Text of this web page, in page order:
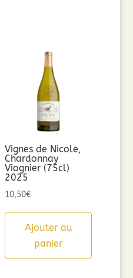
Vignes de Nicole,
Chardonnay
Viognier (75cl)
2025
10,50€
Ajouter au
panier